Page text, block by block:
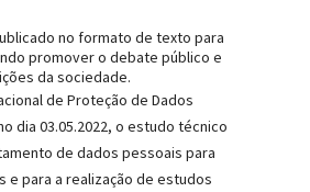
no formato de texto para
promover o debate público e
da sociedade.
de Proteção de Dados
dia 03.05.2022, o estudo técnico
de dados pessoais para
e para a realização de estudos